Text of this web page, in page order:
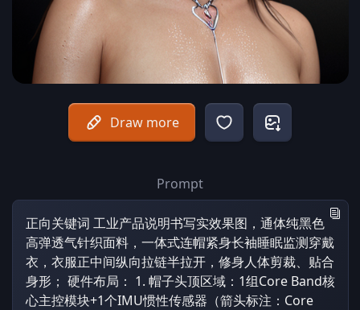
Draw more
Prompt
正向关键词 工业产品说明书写实效果图，通体纯黑色
高弹透气针织面料，一体式连帽紧身长袖睡眠监测穿戴
衣，衣服正中间纵向拉链半拉开，修身人体剪裁、贴合
身形； 硬件布局： 1. 帽子头顶区域：1组Core Band核
心主控模块+1个IMU惯性传感器（箭头标注：Core